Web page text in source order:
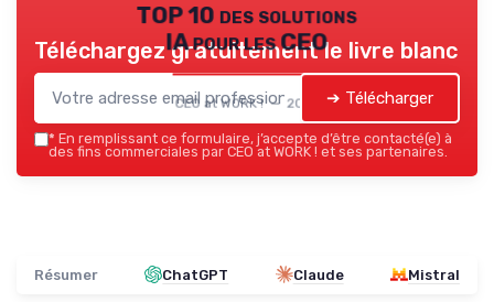
TOP 10 des solutions
IA pour les CEO
CEO at WORK ! — 2026
Téléchargez gratuitement le livre blanc
➔ Télécharger
* En remplissant ce formulaire, j’accepte d’être contacté(e) à
des fins commerciales par CEO at WORK ! et ses partenaires.
Résumer ChatGPT Claude Mistral